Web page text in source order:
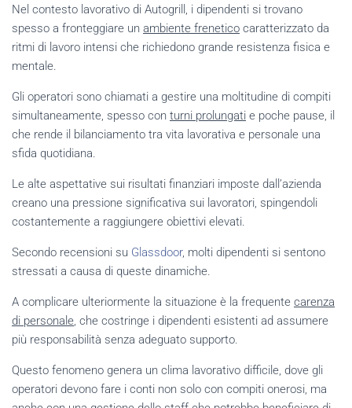
Nel contesto lavorativo di Autogrill, i dipendenti si trovano
spesso a fronteggiare un ambiente frenetico caratterizzato da
ritmi di lavoro intensi che richiedono grande resistenza fisica e
mentale.
Gli operatori sono chiamati a gestire una moltitudine di compiti
simultaneamente, spesso con turni prolungati e poche pause, il
che rende il bilanciamento tra vita lavorativa e personale una
sfida quotidiana.
Le alte aspettative sui risultati finanziari imposte dall’azienda
creano una pressione significativa sui lavoratori, spingendoli
costantemente a raggiungere obiettivi elevati.
Secondo recensioni su Glassdoor, molti dipendenti si sentono
stressati a causa di queste dinamiche.
A complicare ulteriormente la situazione è la frequente carenza
di personale, che costringe i dipendenti esistenti ad assumere
più responsabilità senza adeguato supporto.
Questo fenomeno genera un clima lavorativo difficile, dove gli
operatori devono fare i conti non solo con compiti onerosi, ma